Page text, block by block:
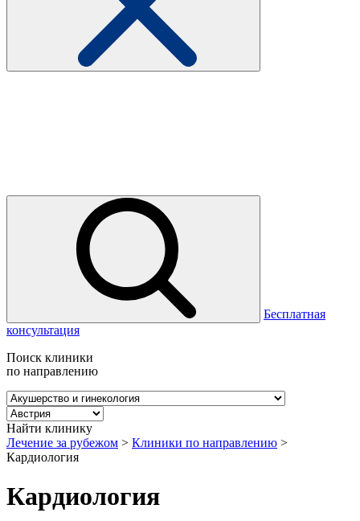
Бесплатная
консультация
Поиск клиники
по направлению
Найти клинику
Лечение за рубежом > Клиники по направлению >
Кардиология
Кардиология